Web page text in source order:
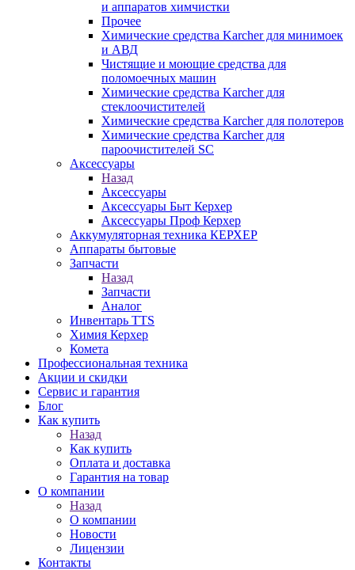
и аппаратов химчистки
Прочее
Химические средства Karcher для минимоек
и АВД
Чистящие и моющие средства для
поломоечных машин
Химические средства Karcher для
стеклоочистителей
Химические средства Karcher для полотеров
Химические средства Karcher для
пароочистителей SC
Аксессуары
Назад
Аксессуары
Аксессуары Быт Керхер
Аксессуары Проф Керхер
Аккумуляторная техника КЕРХЕР
Аппараты бытовые
Запчасти
Назад
Запчасти
Аналог
Инвентарь TTS
Химия Керхер
Комета
Профессиональная техника
Акции и скидки
Сервис и гарантия
Блог
Как купить
Назад
Как купить
Оплата и доставка
Гарантия на товар
О компании
Назад
О компании
Новости
Лицензии
Контакты